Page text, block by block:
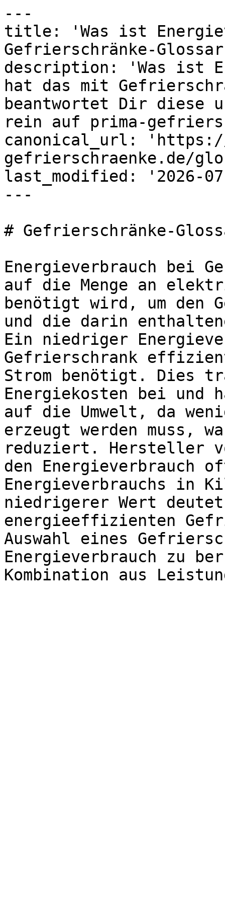
---
title: 'Was ist
Gefrierschränke-
description: 'Was ist
hat das mit
beantwortet Dir diese
rein auf prima-
canonical_url: 'https://
gefrierschraenke.de/
last_modified: '2026-
---
# Gefrierschränke-
Energieverbrauch bei
auf die Menge an
benötigt wird, um den
und die darin
Ein niedriger
Gefrierschrank
Strom benötigt. Dies
Energiekosten bei und
auf die Umwelt, da
erzeugt werden muss,
reduziert. Hersteller
den Energieverbrauch
Energieverbrauchs in
niedrigerer Wert
energieeffizienten
Auswahl eines
Energieverbrauch zu